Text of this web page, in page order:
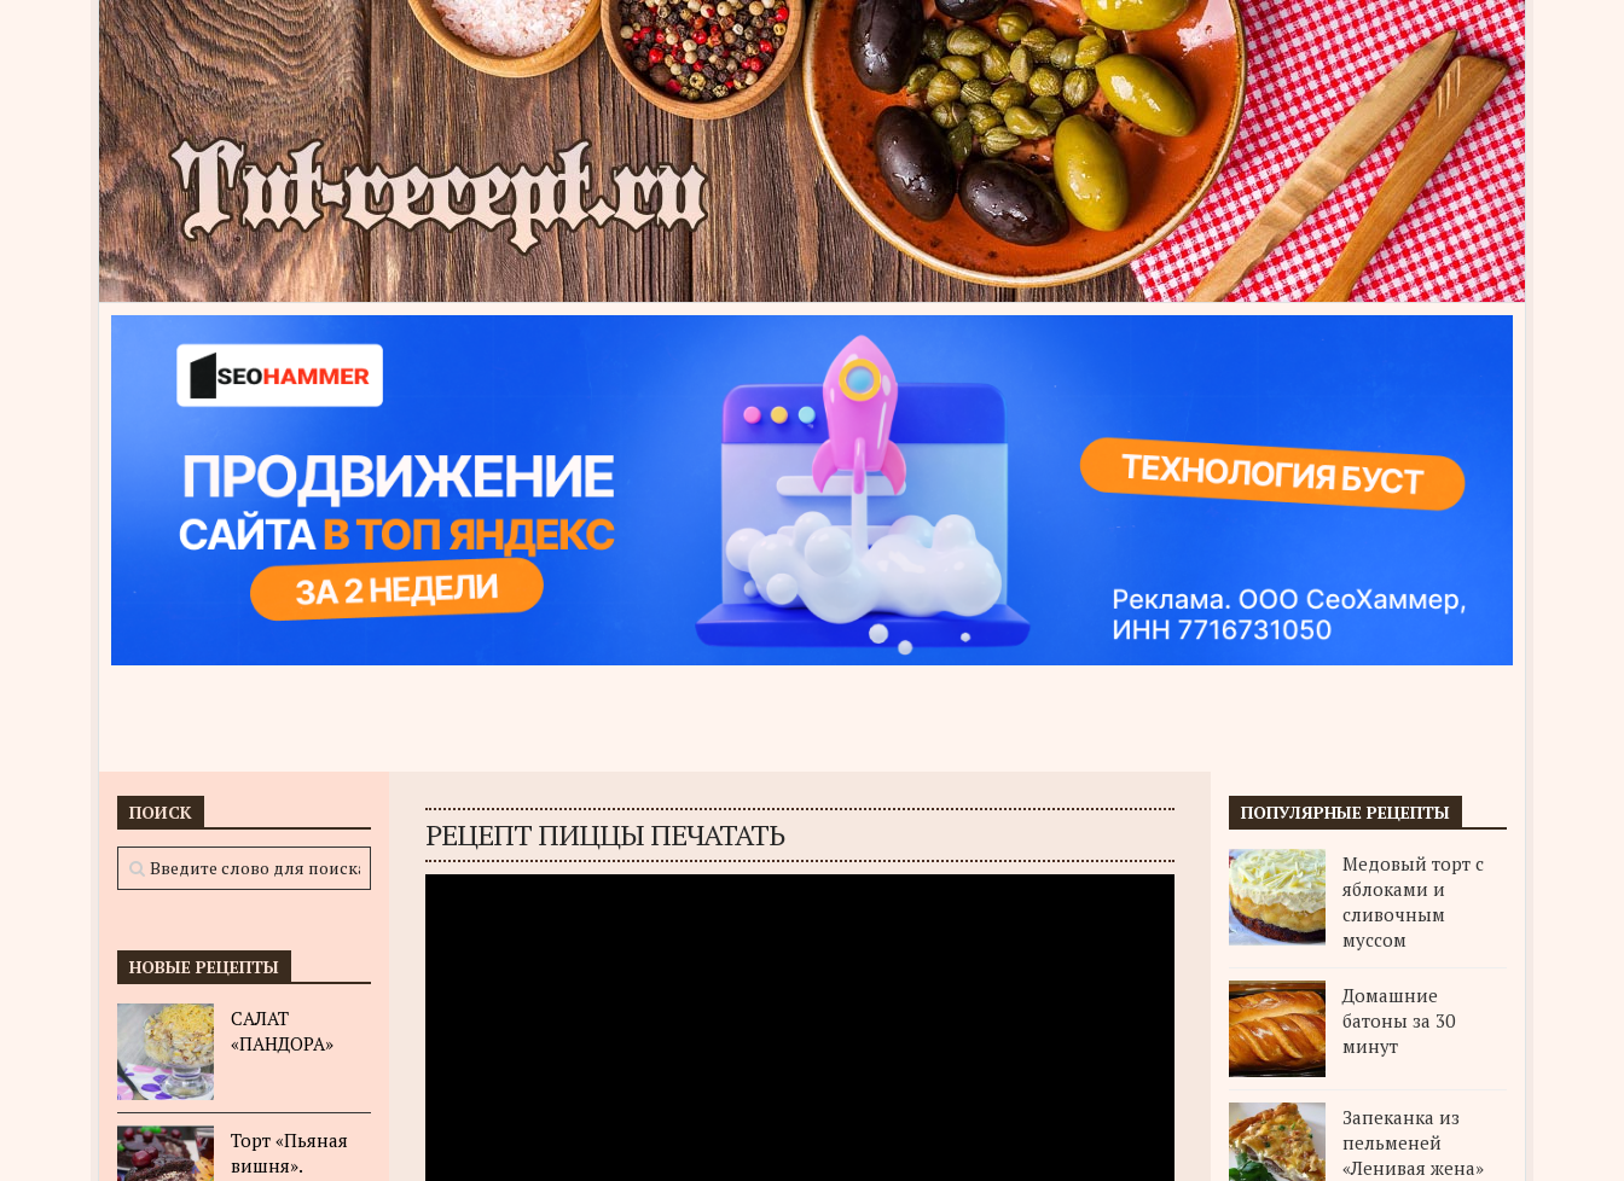
РЕЦЕПТ ПИЦЦЫ ПЕЧАТАТЬ
ПОИСК
НОВЫЕ РЕЦЕПТЫ
САЛАТ
«ПАНДОРА»
Торт «Пьяная
вишня».
ПОПУЛЯРНЫЕ РЕЦЕПТЫ
Медовый торт с
яблоками и
сливочным
муссом
Домашние
батоны за 30
минут
Запеканка из
пельменей
«Ленивая жена»